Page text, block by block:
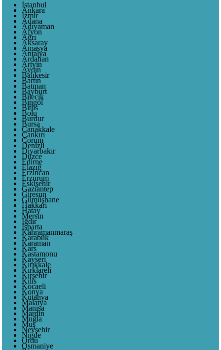
İstanbul
Ankara
İzmir
Adana
Adıyaman
Afyon
Ağrı
Aksaray
Amasya
Antalya
Ardahan
Artvin
Aydın
Balıkesir
Bartın
Batman
Bayburt
Bilecik
Bingöl
Bitlis
Bolu
Burdur
Bursa
Çanakkale
Çankırı
Çorum
Denizli
Diyarbakır
Düzce
Edirne
Elazığ
Erzincan
Erzurum
Eskişehir
Gaziantep
Giresun
Gümüşhane
Hakkari
Hatay
Mersin
Iğdır
Isparta
Kahramanmaraş
Karabük
Karaman
Kars
Kastamonu
Kayseri
Kırıkkale
Kırklareli
Kırşehir
Kilis
Kocaeli
Konya
Kütahya
Malatya
Manisa
Mardin
Muğla
Muş
Nevşehir
Niğde
Ordu
Osmaniye